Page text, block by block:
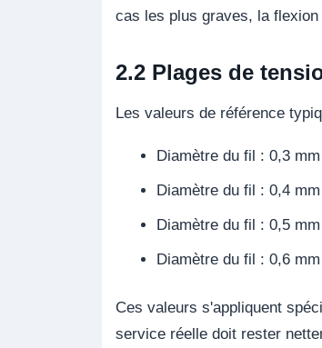
cas les plus graves, la
2.2 Plages de
Les valeurs de référence
Diamètre du fil : 0,3
Diamètre du fil : 0,4
Diamètre du fil : 0,5
Diamètre du fil : 0,6
Ces valeurs s'appliquent
service réelle doit rester